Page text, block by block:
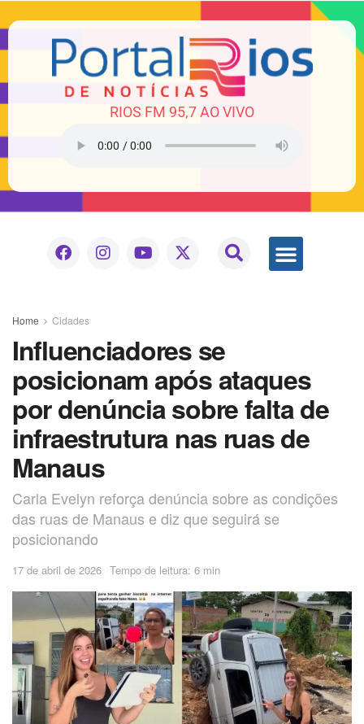
RIOS FM 95,7 AO VIVO
Home Cidades
Influenciadores se
posicionam após ataques
por denúncia sobre falta de
infraestrutura nas ruas de
Manaus
Carla Evelyn reforça denúncia sobre as condições
das ruas de Manaus e diz que seguirá se
posicionando
17 de abril de 2026 Tempo de leitura: 6 min